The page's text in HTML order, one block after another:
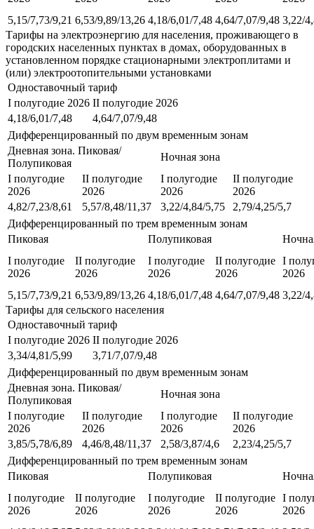
5,15/7,73/9,21 6,53/9,89/13,26 4,18/6,01/7,48 4,64/7,07/9,48 3,22/
Тарифы на электроэнергию для населения, проживающего в
городских населенных пунктах в домах, оборудованных в
установленном порядке стационарными электроплитами и
(или) электроотопительными установками
Одноставочный тариф
I полугодие 2026 II полугодие 2026
4,18/6,01/7,48
4,64/7,07/9,48
Дифференцированный по двум временным зонам
Дневная зона. Пиковая/
Полупиковая
Ночная зона
I полугодие
2026
II полугодие
2026
I полугодие
2026
II полугодие
2026
4,82/7,23/8,61
5,57/8,48/11,37 3,22/4,84/5,75
2,79/4,25/5,7
Дифференцированный по трем временным зонам
Пиковая
Полупиковая
I полугодие
2026
II полугодие
2026
I полугодие
2026
II полугодие
2026
I
2026
5,15/7,73/9,21 6,53/9,89/13,26 4,18/6,01/7,48 4,64/7,07/9,48 3,22/
Тарифы для сельского населения
Одноставочный тариф
I полугодие 2026 II полугодие 2026
3,34/4,81/5,99
3,71/7,07/9,48
Дифференцированный по двум временным зонам
Дневная зона. Пиковая/
Полупиковая
Ночная зона
I полугодие
2026
II полугодие
2026
I полугодие
2026
II полугодие
2026
3,85/5,78/6,89
4,46/8,48/11,37 2,58/3,87/4,6
2,23/4,25/5,7
Дифференцированный по трем временным зонам
Пиковая
Полупиковая
I полугодие
2026
II полугодие
2026
I полугодие
2026
II полугодие
2026
I
2026